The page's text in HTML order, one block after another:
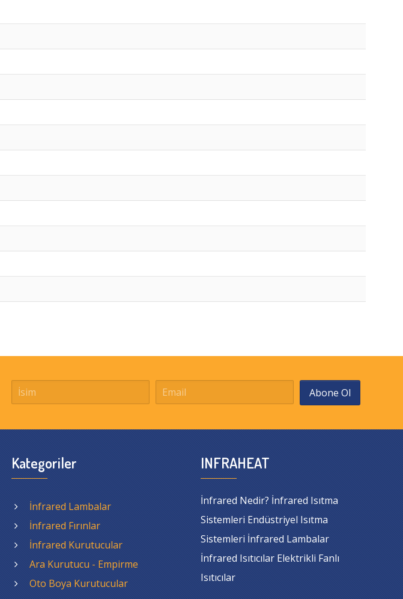
Abone Ol
Kategoriler
İnfrared Lambalar
İnfrared Fırınlar
İnfrared Kurutucular
Ara Kurutucu - Empirme
Oto Boya Kurutucular
INFRAHEAT
İnfrared Nedir? İnfrared Isıtma
Sistemleri Endüstriyel Isıtma
Sistemleri İnfrared Lambalar
İnfrared Isıtıcılar Elektrikli Fanlı
Isıtıcılar